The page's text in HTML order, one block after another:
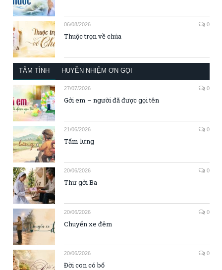
06/08/2026 0
Thuộc trọn về chúa
TÂM TÌNH HUYỀN NHIỆM ƠN GỌI
27/07/2026 0
Gởi em – người đã được gọi tên
21/06/2026 0
Tấm lưng
20/06/2026 0
Thư gởi Ba
20/06/2026 0
Chuyến xe đêm
20/06/2026 0
Đời con có bố